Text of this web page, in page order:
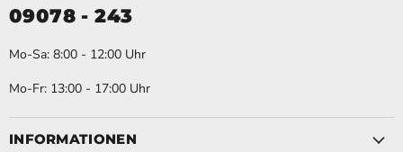
09078 - 243
Mo-Sa: 8:00 - 12:00 Uhr
Mo-Fr: 13:00 - 17:00 Uhr
INFORMATIONEN